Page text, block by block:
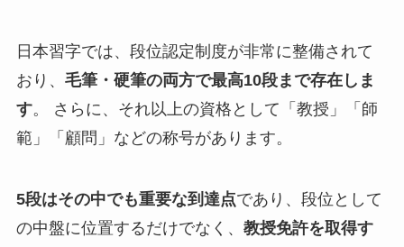
日本習字では、段位認定制度が非常に整備されて
おり、 毛筆・硬筆の両方で最高10段まで存在しま
す。 さらに、それ以上の資格として「教授」「師
範」「顧問」などの称号があります。
5段はその中でも重要な到達点であり、段位として
の中盤に位置するだけでなく、 教授免許を取得す